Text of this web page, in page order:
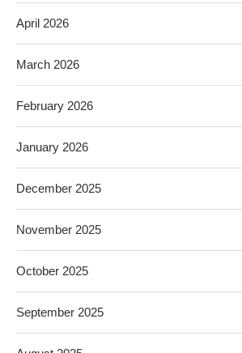
April 2026
March 2026
February 2026
January 2026
December 2025
November 2025
October 2025
September 2025